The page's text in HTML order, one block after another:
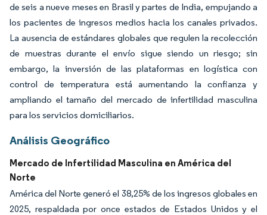
de seis a nueve meses en Brasil y partes de India, empujando a
los pacientes de ingresos medios hacia los canales privados.
La ausencia de estándares globales que regulen la recolección
de muestras durante el envío sigue siendo un riesgo; sin
embargo, la inversión de las plataformas en logística con
control de temperatura está aumentando la confianza y
ampliando el tamaño del mercado de infertilidad masculina
para los servicios domiciliarios.
Análisis Geográfico
Mercado de Infertilidad Masculina en América del
Norte
América del Norte generó el 38,25% de los ingresos globales en
2025, respaldada por once estados de Estados Unidos y el